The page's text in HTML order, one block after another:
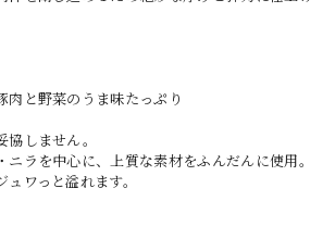
と野菜のうま味たっぷり
しません。
ニラを中心に、上質な素材をふんだんに使用。
ワっと溢れます。